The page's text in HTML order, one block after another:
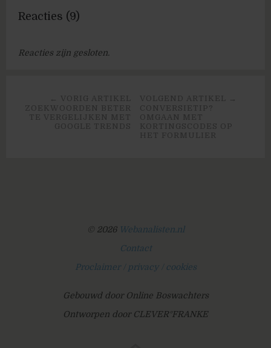
Reacties (9)
Reacties zijn gesloten.
VOLGEND ARTIKEL →
CONVERSIETIP?
OMGAAN MET
KORTINGSCODES OP
HET FORMULIER
← VORIG ARTIKEL
ZOEKWOORDEN BETER
TE VERGELIJKEN MET
GOOGLE TRENDS
© 2026 Webanalisten.nl
Contact
Proclaimer / privacy / cookies
Gebouwd door Online Boswachters
Ontworpen door CLEVER°FRANKE